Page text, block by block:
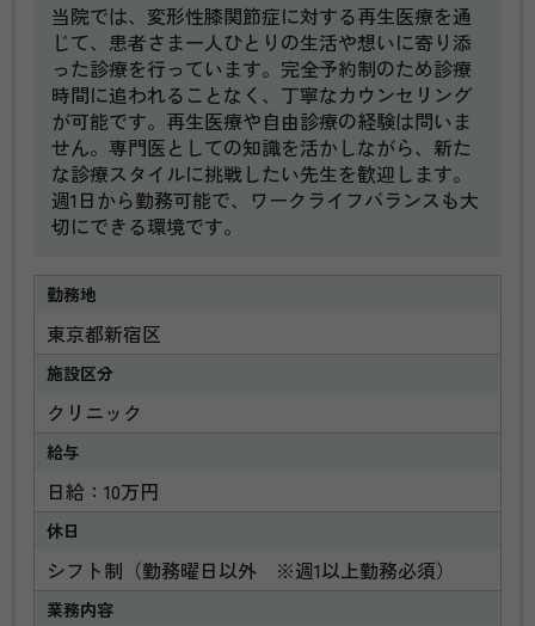
当院では、変形性膝関節症に対する再生医療を通
じて、患者さま一人ひとりの生活や想いに寄り添
った診療を行っています。完全予約制のため診療
時間に追われることなく、丁寧なカウンセリング
が可能です。再生医療や自由診療の経験は問いま
せん。専門医としての知識を活かしながら、新た
な診療スタイルに挑戦したい先生を歓迎します。
週1日から勤務可能で、ワークライフバランスも大
切にできる環境です。
勤務地
東京都新宿区
施設区分
クリニック
給与
日給：10万円
休日
シフト制（勤務曜日以外 ※週1以上勤務必須）
業務内容